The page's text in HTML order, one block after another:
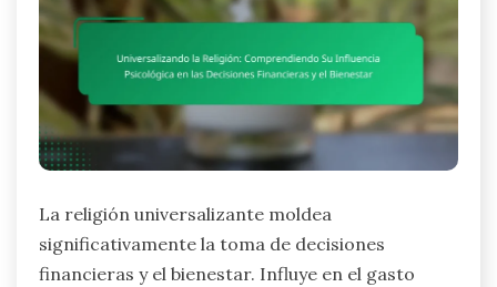
La religión universalizante moldea
significativamente la toma de decisiones
financieras y el bienestar. Influye en el gasto